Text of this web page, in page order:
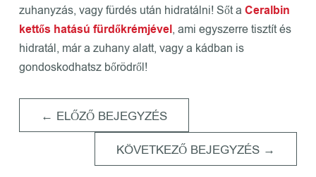
zuhanyzás, vagy fürdés után hidratálni! Sőt a Ceralbin
kettős hatású fürdőkrémjével, ami egyszerre tisztít és
hidratál, már a zuhany alatt, vagy a kádban is
gondoskodhatsz bőrödről!
← ELŐZŐ BEJEGYZÉS
KÖVETKEZŐ BEJEGYZÉS →